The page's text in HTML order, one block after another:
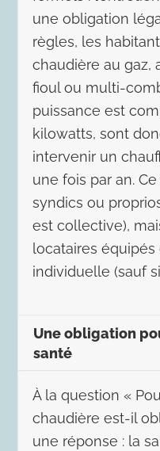
une obligation
règles, les
chaudière au gaz,
fioul ou multi-
puissance est
kilowatts, sont
intervenir un
une fois par an.
syndics ou
est collective),
locataires équipés
individuelle (sauf
Une obligation
santé
À la question «
chaudière est-il
une réponse : la